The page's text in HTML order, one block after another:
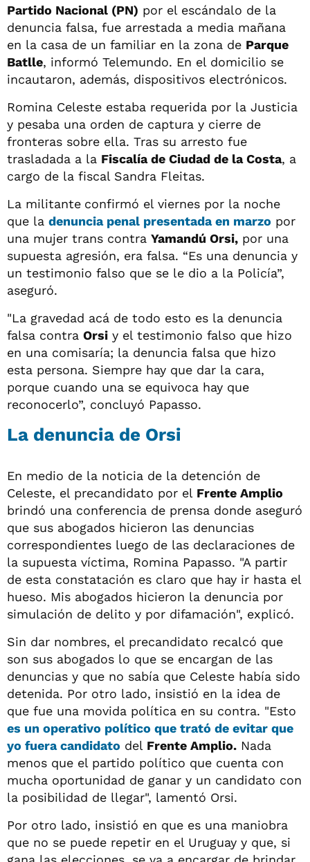
Partido Nacional (PN) por el escándalo de la
denuncia falsa, fue arrestada a media mañana
en la casa de un familiar en la zona de Parque
Batlle, informó Telemundo. En el domicilio se
incautaron, además, dispositivos electrónicos.
Romina Celeste estaba requerida por la Justicia
y pesaba una orden de captura y cierre de
fronteras sobre ella. Tras su arresto fue
trasladada a la Fiscalía de Ciudad de la Costa, a
cargo de la fiscal Sandra Fleitas.
La militante confirmó el viernes por la noche
que la denuncia penal presentada en marzo por
una mujer trans contra Yamandú Orsi, por una
supuesta agresión, era falsa. “Es una denuncia y
un testimonio falso que se le dio a la Policía”,
aseguró.
"La gravedad acá de todo esto es la denuncia
falsa contra Orsi y el testimonio falso que hizo
en una comisaría; la denuncia falsa que hizo
esta persona. Siempre hay que dar la cara,
porque cuando una se equivoca hay que
reconocerlo”, concluyó Papasso.
La denuncia de Orsi
En medio de la noticia de la detención de
Celeste, el precandidato por el Frente Amplio
brindó una conferencia de prensa donde aseguró
que sus abogados hicieron las denuncias
correspondientes luego de las declaraciones de
la supuesta víctima, Romina Papasso. "A partir
de esta constatación es claro que hay ir hasta el
hueso. Mis abogados hicieron la denuncia por
simulación de delito y por difamación", explicó.
Sin dar nombres, el precandidato recalcó que
son sus abogados lo que se encargan de las
denuncias y que no sabía que Celeste había sido
detenida. Por otro lado, insistió en la idea de
que fue una movida política en su contra. "Esto
es un operativo político que trató de evitar que
yo fuera candidato del Frente Amplio. Nada
menos que el partido político que cuenta con
mucha oportunidad de ganar y un candidato con
la posibilidad de llegar", lamentó Orsi.
Por otro lado, insistió en que es una maniobra
que no se puede repetir en el Uruguay y que, si